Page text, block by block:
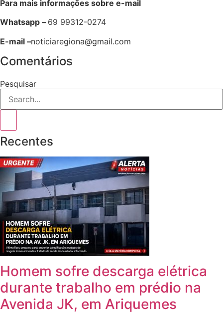
Para mais informações sobre e-mail
Whatsapp – 69 99312-0274
E-mail –noticiaregiona@gmail.com
Comentários
Pesquisar
Recentes
Homem sofre descarga elétrica
durante trabalho em prédio na
Avenida JK, em Ariquemes